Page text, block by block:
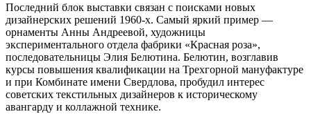
Последний блок выставки связан с поисками новых
дизайнерских решений 1960-х. Самый яркий пример —
орнаменты Анны Андреевой, художницы
экспериментального отдела фабрики «Красная роза»,
последовательницы Элия Белютина. Белютин, возглавив
курсы повышения квалификации на Трехгорной мануфактуре
и при Комбинате имени Свердлова, пробудил интерес
советских текстильных дизайнеров к историческому
авангарду и коллажной технике.